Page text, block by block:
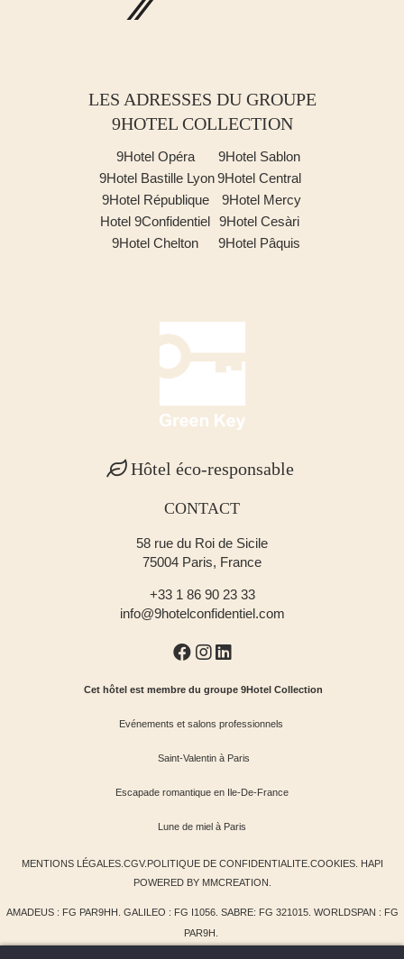
LES ADRESSES DU GROUPE
9HOTEL COLLECTION
9Hotel Opéra
9Hotel Sablon
9Hotel Bastille Lyon9Hotel Central
9Hotel République
9Hotel Mercy
Hotel 9Confidentiel 9Hotel Cesàri
9Hotel Chelton
9Hotel Pâquis
Hôtel éco-responsable
CONTACT
58 rue du Roi de Sicile
75004 Paris, France
+33 1 86 90 23 33
info@9hotelconfidentiel.com
Cet hôtel est membre du groupe 9Hotel Collection
Evénements et salons professionnels
Saint-Valentin à Paris
Escapade romantique en Ile-De-France
Lune de miel à Paris
MENTIONS LÉGALES. CGV. POLITIQUE DE CONFIDENTIALITE. COOKIES. HAPI
POWERED BY MMCREATION
AMADEUS : FG PAR9HH. GALILEO : FG I1056. SABRE: FG 321015. WORLDSPAN : FG
PAR9H.